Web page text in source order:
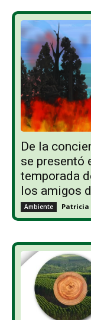
De la
se presentó
temporada
los amigos
Ambiente Patricia